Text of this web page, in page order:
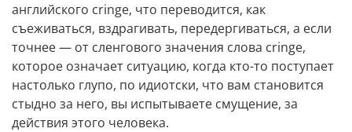
английского cringe, что переводится, как
съеживаться, вздрагивать, передергиваться, а если
точнее — от сленгового значения слова cringe,
которое означает ситуацию, когда кто-то поступает
настолько глупо, по идиотски, что вам становится
стыдно за него, вы испытываете смущение, за
действия этого человека.